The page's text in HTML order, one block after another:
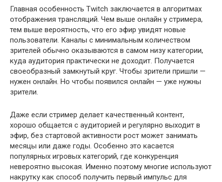
Главная особенность Twitch заключается в алгоритмах
отображения трансляций. Чем выше онлайн у стримера,
тем выше вероятность, что его эфир увидят новые
пользователи. Каналы с минимальным количеством
зрителей обычно оказываются в самом низу категории,
куда аудитория практически не доходит. Получается
своеобразный замкнутый круг. Чтобы зрители пришли —
нужен онлайн. Но чтобы появился онлайн — уже нужны
зрители.
Даже если стример делает качественный контент,
хорошо общается с аудиторией и регулярно выходит в
эфир, без стартовой активности рост может занимать
месяцы или даже годы. Особенно это касается
популярных игровых категорий, где конкуренция
невероятно высокая. Именно поэтому многие используют
накрутку как способ получить первый импульс для